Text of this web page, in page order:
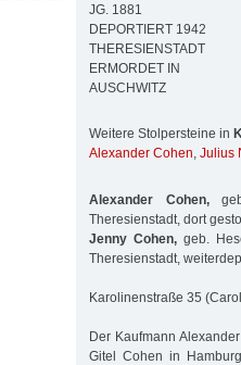
JG. 1881
DEPORTIERT 1942
THERESIENSTADT
ERMORDET IN
AUSCHWITZ
Weitere Stolpersteine in
Alexander Cohen, Julius
Alexander Cohen,
Theresienstadt, dort
Jenny Cohen, geb.
Theresienstadt,
Karolinenstraße 35
Der Kaufmann
Gitel Cohen in